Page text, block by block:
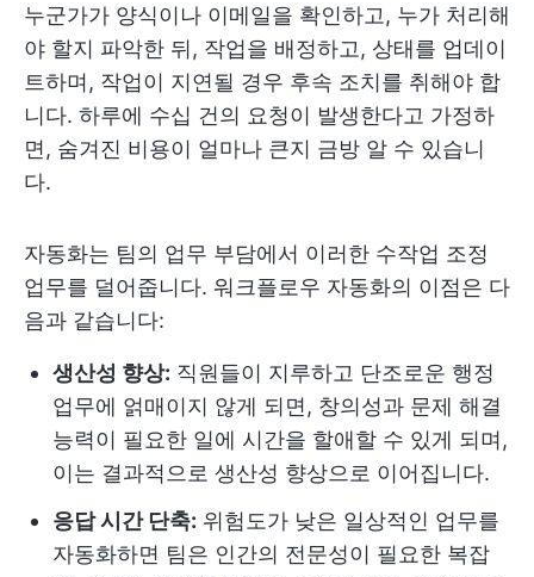
누군가가 양식이나 이메일을 확인하고, 누가 처리해
야 할지 파악한 뒤, 작업을 배정하고, 상태를 업데이
트하며, 작업이 지연될 경우 후속 조치를 취해야 합
니다. 하루에 수십 건의 요청이 발생한다고 가정하
면, 숨겨진 비용이 얼마나 큰지 금방 알 수 있습니
다.
자동화는 팀의 업무 부담에서 이러한 수작업 조정
업무를 덜어줍니다. 워크플로우 자동화의 이점은 다
음과 같습니다:
생산성 향상: 직원들이 지루하고 단조로운 행정
업무에 얽매이지 않게 되면, 창의성과 문제 해결
능력이 필요한 일에 시간을 할애할 수 있게 되며,
이는 결과적으로 생산성 향상으로 이어집니다.
응답 시간 단축: 위험도가 낮은 일상적인 업무를
자동화하면 팀은 인간의 전문성이 필요한 복잡